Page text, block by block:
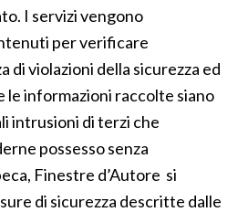
I servizi vengono
per verificare
di violazioni della sicurezza ed
le informazioni raccolte siano
intrusioni di terzi che
possesso senza
Finestre d’Autore si
di sicurezza descritte dalle